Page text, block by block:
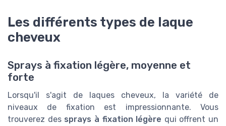
Les différents types de laque
cheveux
Sprays à fixation légère, moyenne et
forte
Lorsqu'il s'agit de laques cheveux, la variété de
niveaux de fixation est impressionnante. Vous
trouverez des sprays à fixation légère qui offrent un